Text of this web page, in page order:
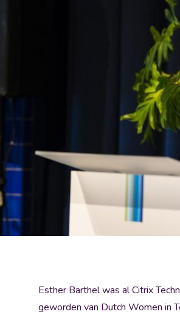
Esther Barthel was al Citrix
geworden van Dutch Women in